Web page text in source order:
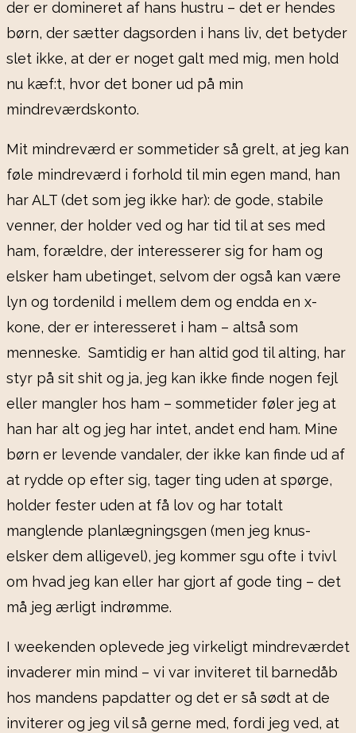
der er domineret af hans hustru – det er hendes
børn, der sætter dagsorden i hans liv, det betyder
slet ikke, at der er noget galt med mig, men hold
nu kæf:t, hvor det boner ud på min
mindreværdskonto.
Mit mindreværd er sommetider så grelt, at jeg kan
føle mindreværd i forhold til min egen mand, han
har ALT (det som jeg ikke har): de gode, stabile
venner, der holder ved og har tid til at ses med
ham, forældre, der interesserer sig for ham og
elsker ham ubetinget, selvom der også kan være
lyn og tordenild i mellem dem og endda en x-
kone, der er interesseret i ham – altså som
menneske. Samtidig er han altid god til alting, har
styr på sit shit og ja, jeg kan ikke finde nogen fejl
eller mangler hos ham – sommetider føler jeg at
han har alt og jeg har intet, andet end ham. Mine
børn er levende vandaler, der ikke kan finde ud af
at rydde op efter sig, tager ting uden at spørge,
holder fester uden at få lov og har totalt
manglende planlægningsgen (men jeg knus-
elsker dem alligevel), jeg kommer sgu ofte i tvivl
om hvad jeg kan eller har gjort af gode ting – det
må jeg ærligt indrømme.
I weekenden oplevede jeg virkeligt mindreværdet
invaderer min mind – vi var inviteret til barnedåb
hos mandens papdatter og det er så sødt at de
inviterer og jeg vil så gerne med, fordi jeg ved, at